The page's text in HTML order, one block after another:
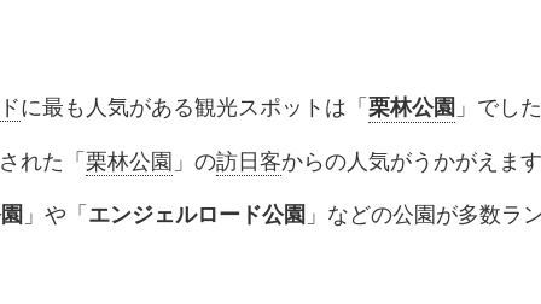
に最も人気がある観光スポットは「栗林公園 」でした
れた「栗林公園 」の訪日客からの人気がうかがえます
」や「エンジェルロード公園 」などの公園が多数ラ